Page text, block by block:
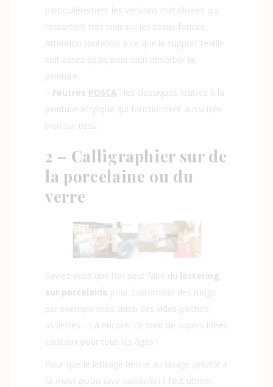
particulièrement les versions métallisées qui
ressortent très bien sur les tissus foncés.
Attention toutefois à ce que le support textile
soit assez épais pour bien absorber la
peinture.
– Feutres POSCA : les classiques feutres à la
peinture acrylique qui fonctionnent aussi très
bien sur tissu.
2 – Calligraphier sur de
la porcelaine ou du
verre
Saviez-vous que l’on peut faire du lettering
sur porcelaine pour customiser des mugs
par exemple mais aussi des vides-poches,
assiettes… Là encore, ce sont de supers idées
cadeaux pour tous les âges !
Pour que le lettrage tienne au lavage (plutôt à
la main qu’au lave-vaisselle)il faut utiliser